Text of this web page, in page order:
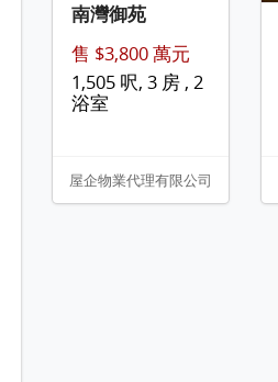
南灣御苑
售 $3,800 萬元
1,505 呎, 3 房 , 2
浴室
屋企物業代理有限公司